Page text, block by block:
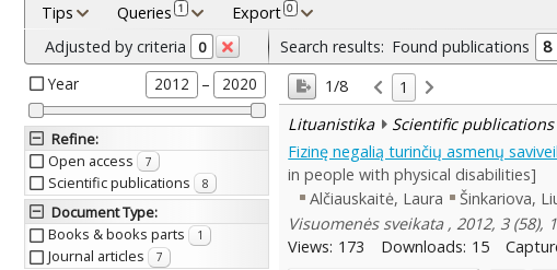
Tips Queries 1 Export 0
Adjusted by criteria 0
Year 2012 – 2020
Refine:
Open access
7
Scientific publications 8
Document Type:
Books & books parts
1
Journal articles 7
Search results: Found publications
8
1/8
1
Lituanistika
Scientific publications
Fizinę negalią turinčių asmenų
in people with physical disabilities]
Alčiauskaitė, Laura
Šinkariova,
Visuomenės sveikata , 2012, 3 (58),
Views: 173 Downloads: 15